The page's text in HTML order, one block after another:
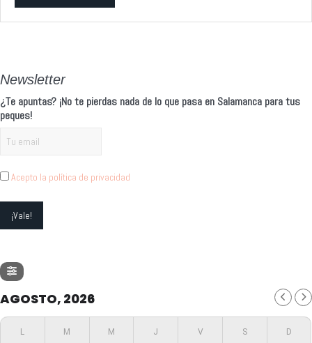
Newsletter
¿Te apuntas? ¡No te pierdas nada de lo que pasa en Salamanca para tus
peques!
Acepto la política de privacidad
AGOSTO, 2026